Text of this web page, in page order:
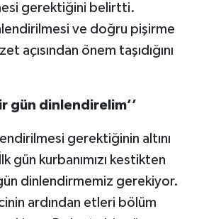
gerektiğini belirtti.
ve doğru pişirme
açısından önem taşıdığını
gün dinlendirelim’’
gerektiğinin altını
gün kurbanımızı kestikten
dinlendirmemiz gerekiyor.
ardından etleri bölüm